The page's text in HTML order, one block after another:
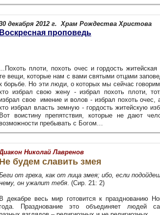
декабря 2012 г. Храм Рождества Христова
Воскресная проповедь
...Похоть плоти, похоть очес и гордость житейская
вещи, которые нам с вами святыми отцами
борьбе. Но эти люди, о которых мы сейчас
избрал свою жену - избрал похоть плоти,
избрал свое имение и волов - избрал похоть очес,
избрал власть земную - гордость житейскую
Вот воистину препятствия, которые не дают
возможности пребывать с Богом…
Николай Лавренов
Не будем славить змея
от греха, как от лица змея; ибо, если
он ужалит тебя. (Сир. 21: 2)
В декабре весь мир готовится к празднованию
года. Празднование это объединяет людей